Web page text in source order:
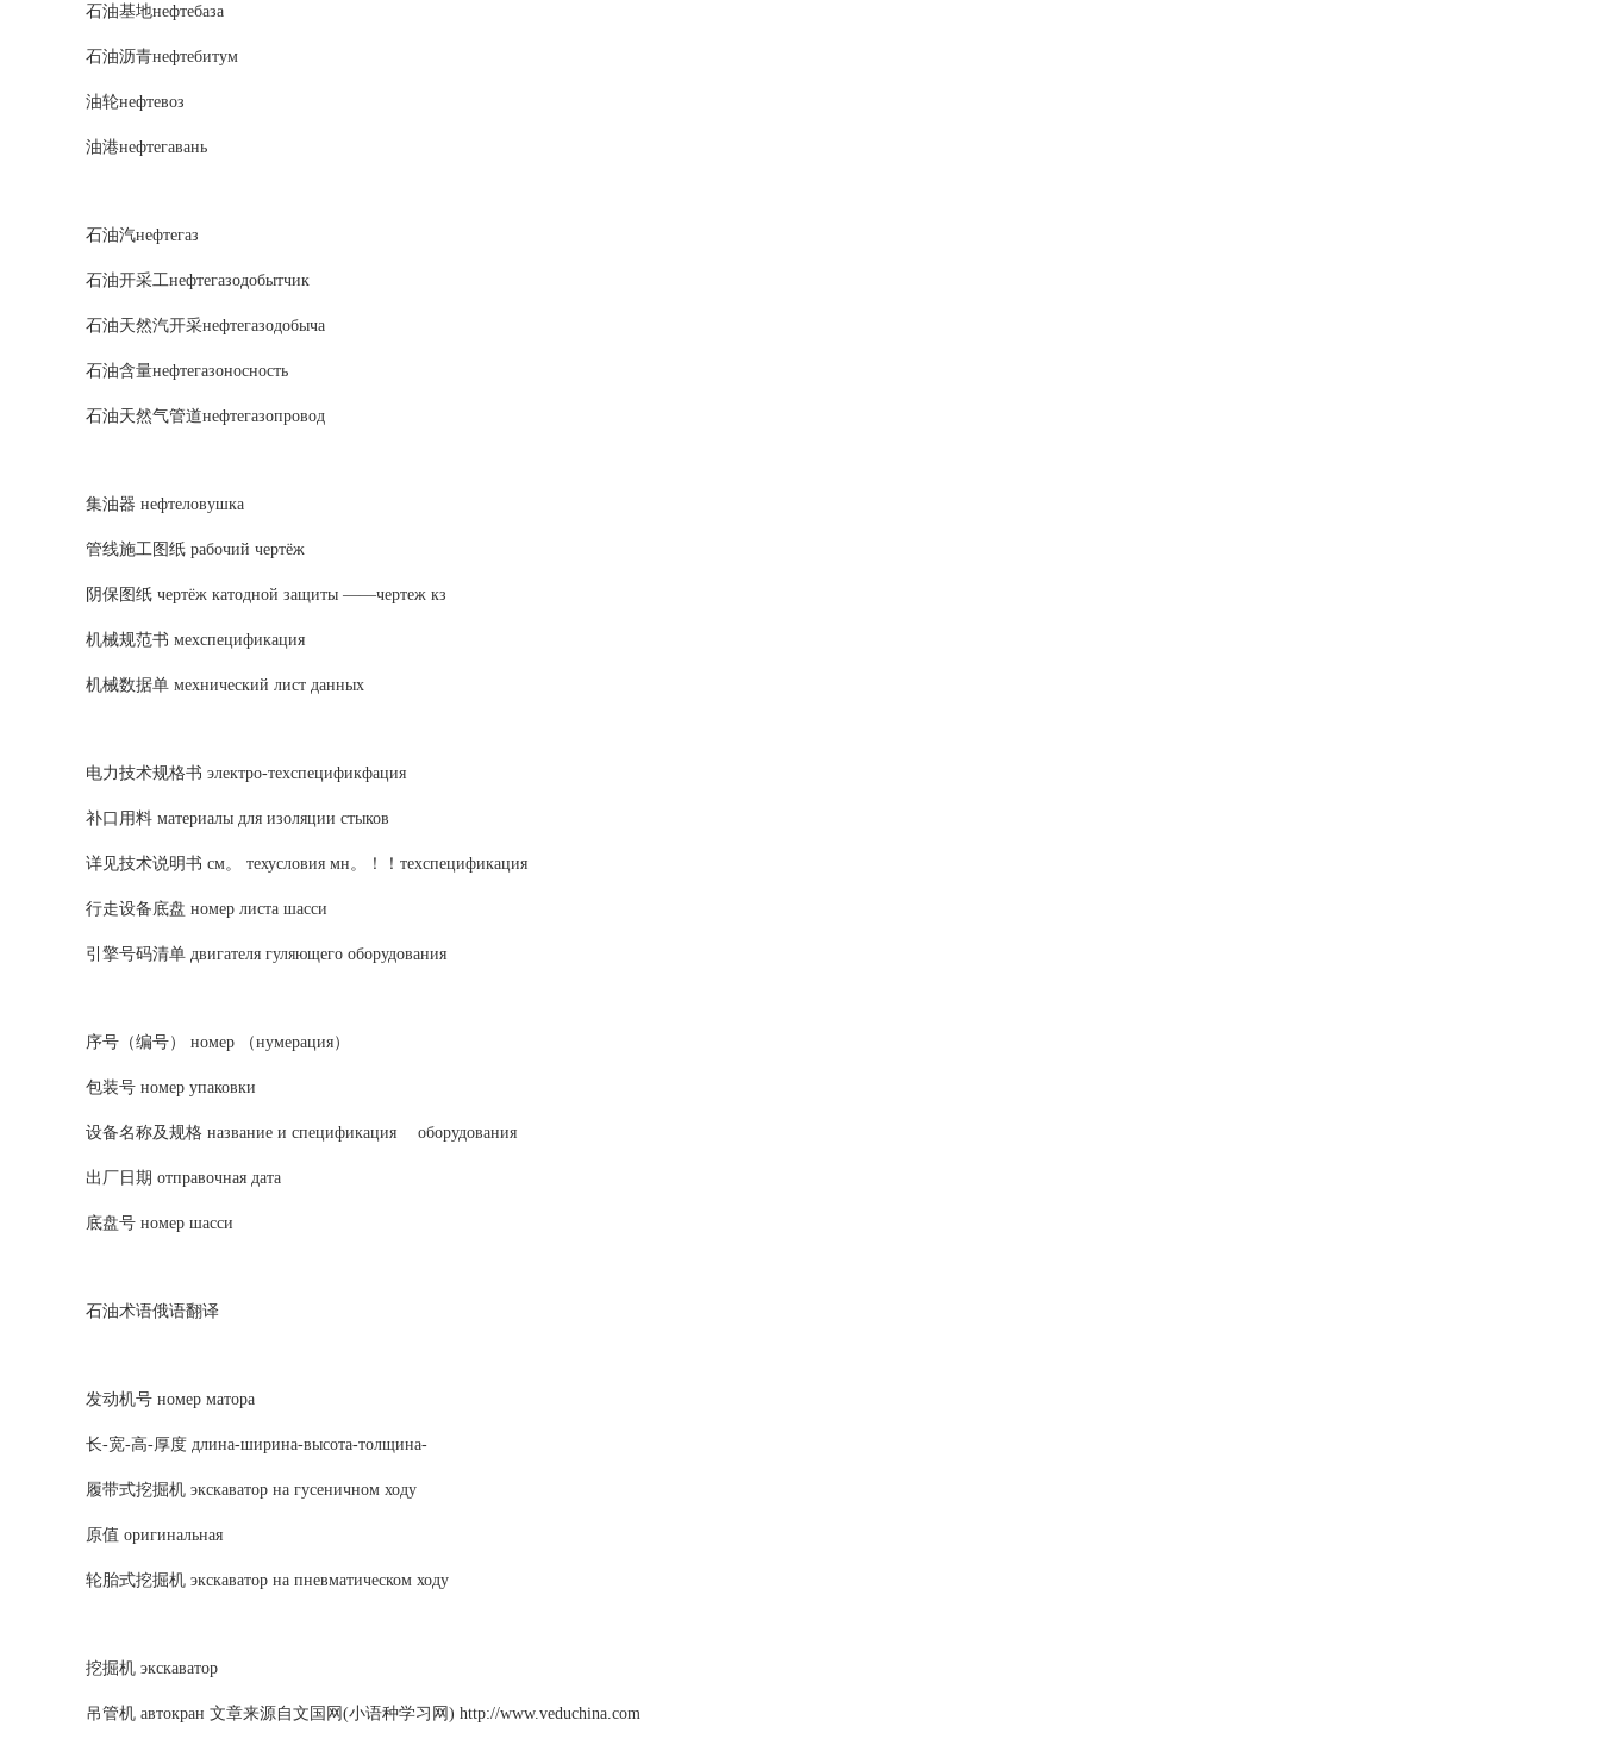
石油基地нефтебаза
石油沥青нефтебитум
油轮нефтевоз
油港нефтегавань
石油汽нефтегаз
石油开采工нефтегазодобытчик
石油天然汽开采нефтегазодобыча
石油含量нефтегазоносность
石油天然气管道нефтегазопровод
集油器 нефтеловушка
管线施工图纸 рабочий чертёж
阴保图纸 чертёж катодной защиты ——чертеж кз
机械规范书 мехспецификация
机械数据单 мехнический лист данных
电力技术规格书 электро-техспецификфация
补口用料 материалы для изоляции стыков
详见技术说明书 см。 техусловия мн。！！техспецификация
行走设备底盘 номер листа шасси
引擎号码清单 двигателя гуляющего оборудования
序号（编号） номер （нумерация）
包装号 номер упаковки
设备名称及规格 название и спецификация оборудования
出厂日期 отправочная дата
底盘号 номер шасси
石油术语俄语翻译
发动机号 номер матора
长-宽-高-厚度 длина-ширина-высота-толщина-
履带式挖掘机 экскаватор на гусеничном ходу
原值 оригинальная
轮胎式挖掘机 экскаватор на пневматическом ходу
挖掘机 экскаватор
吊管机 автокран 文章来源自文国网(小语种学习网) http://www.veduchina.com